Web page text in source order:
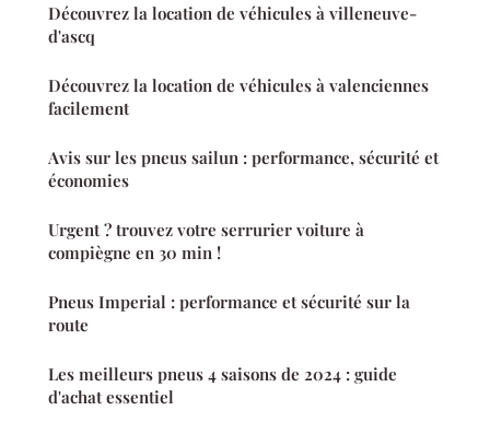
Découvrez la location de véhicules à villeneuve-
d'ascq
Découvrez la location de véhicules à valenciennes
facilement
Avis sur les pneus sailun : performance, sécurité et
économies
Urgent ? trouvez votre serrurier voiture à
compiègne en 30 min !
Pneus Imperial : performance et sécurité sur la
route
Les meilleurs pneus 4 saisons de 2024 : guide
d'achat essentiel